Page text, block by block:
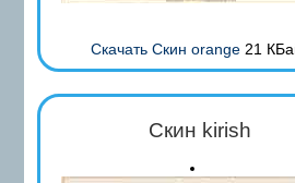
Скачать Скин orange 21
Скин kirish